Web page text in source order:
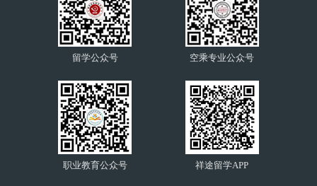
空乘专业公众号
留学公众号
祥途留学APP
职业教育公众号